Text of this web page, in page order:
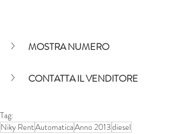
MOSTRA NUMERO
CONTATTA IL VENDITORE
Tag:
Niky RentAutomaticaAnno 2013diesel